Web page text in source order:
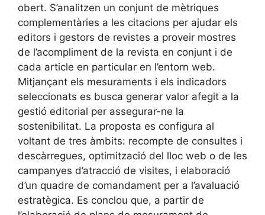
obert. S’analitzen un conjunt de mètriques
complementàries a les citacions per ajudar els
editors i gestors de revistes a proveir mostres
de l’acompliment de la revista en conjunt i de
cada article en particular en l’entorn web.
Mitjançant els mesuraments i els indicadors
seleccionats es busca generar valor afegit a la
gestió editorial per assegurar-ne la
sostenibilitat. La proposta es configura al
voltant de tres àmbits: recompte de consultes i
descàrregues, optimització del lloc web o de les
campanyes d’atracció de visites, i elaboració
d’un quadre de comandament per a l’avaluació
estratègica. Es conclou que, a partir de